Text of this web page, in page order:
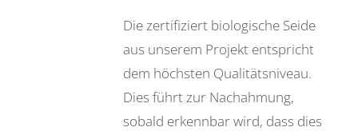
Die zertifiziert biologische Seide
aus unserem Projekt entspricht
dem höchsten Qualitätsniveau.
Dies führt zur Nachahmung,
sobald erkennbar wird, dass dies